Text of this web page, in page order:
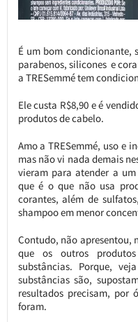
É um bom condicionante,
parabenos, silicones e
a TRESemmé tem
Ele custa R$8,90 e é
produtos de cabelo.
Amo a TRESemmé, uso e
mas não vi nada demais
vieram para atender a
que é o que não usa
corantes, além de
shampoo em menor
Contudo, não apresentou,
que os outros
substâncias. Porque,
substâncias são,
resultados precisam, por
foram.